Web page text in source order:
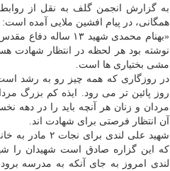
به گزارش انجمن گلف به نقل از
همگانی، در پیام افشین ملایی آمده است:
«بهنام محمدی شهید ۱۳
نوشته بود هر لحظه در انتظار شهادت
مشی بختیاری ها است.
در روزگاری که همه چیز رو به رشد
روز پائین تر می رود. ایذه کم بزرگ
مردان و زنان هر آنچه باید را در دهه
آن انتظار فرصتی برای شهادت اند.
شهید علی لندی
که این گزاره صادق است شهیدان را
لندی امروز به جای آنکه به مدرسه